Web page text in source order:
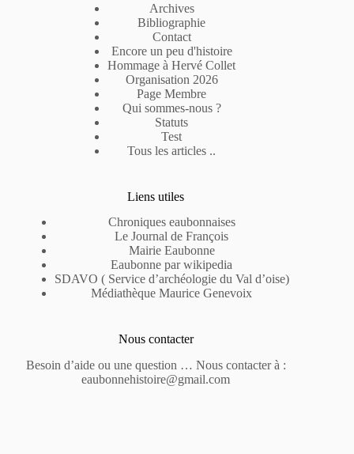
Archives
Bibliographie
Contact
Encore un peu d'histoire
Hommage à Hervé Collet
Organisation 2026
Page Membre
Qui sommes-nous ?
Statuts
Test
Tous les articles ..
Liens utiles
Chroniques eaubonnaises
Le Journal de François
Mairie Eaubonne
Eaubonne par wikipedia
SDAVO ( Service d’archéologie du Val d’oise)
Médiathèque Maurice Genevoix
Nous contacter
Besoin d’aide ou une question … Nous contacter à :
eaubonnehistoire@gmail.com